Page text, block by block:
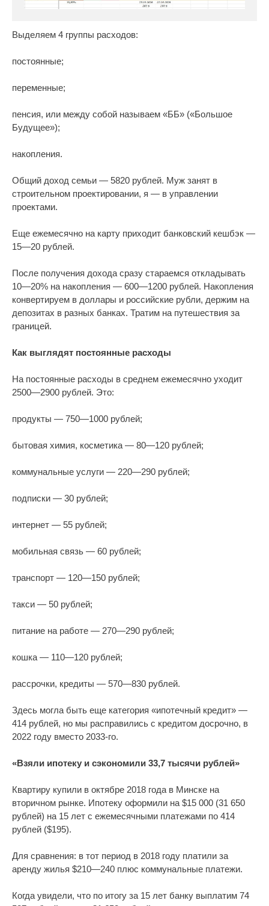
Выделяем 4 группы расходов:
постоянные;
переменные;
пенсия, или между собой называем «ББ» («Большое
Будущее»);
накопления.
Общий доход семьи — 5820 рублей. Муж занят в
строительном проектировании, я — в управлении
проектами.
Еще ежемесячно на карту приходит банковский кешбэк —
15—20 рублей.
После получения дохода сразу стараемся откладывать
10—20% на накопления — 600—1200 рублей. Накопления
конвертируем в доллары и российские рубли, держим на
депозитах в разных банках. Тратим на путешествия за
границей.
Как выглядят постоянные расходы
На постоянные расходы в среднем ежемесячно уходит
2500—2900 рублей. Это:
продукты — 750—1000 рублей;
бытовая химия, косметика — 80—120 рублей;
коммунальные услуги — 220—290 рублей;
подписки — 30 рублей;
интернет — 55 рублей;
мобильная связь — 60 рублей;
транспорт — 120—150 рублей;
такси — 50 рублей;
питание на работе — 270—290 рублей;
кошка — 110—120 рублей;
рассрочки, кредиты — 570—830 рублей.
Здесь могла быть еще категория «ипотечный кредит» —
414 рублей, но мы расправились с кредитом досрочно, в
2022 году вместо 2033-го.
«Взяли ипотеку и сэкономили 33,7 тысячи рублей»
Квартиру купили в октябре 2018 года в Минске на
вторичном рынке. Ипотеку оформили на $15 000 (31 650
рублей) на 15 лет с ежемесячными платежами по 414
рублей ($195).
Для сравнения: в тот период в 2018 году платили за
аренду жилья $210—240 плюс коммунальные платежи.
Когда увидели, что по итогу за 15 лет банку выплатим 74